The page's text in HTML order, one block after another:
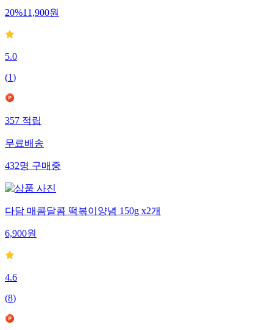
20%11,900원
5.0
(1)
357적립
무료배송
432명구매중
다담 매콤달콤 떡볶이양념 150g x2개
6,900원
4.6
(8)